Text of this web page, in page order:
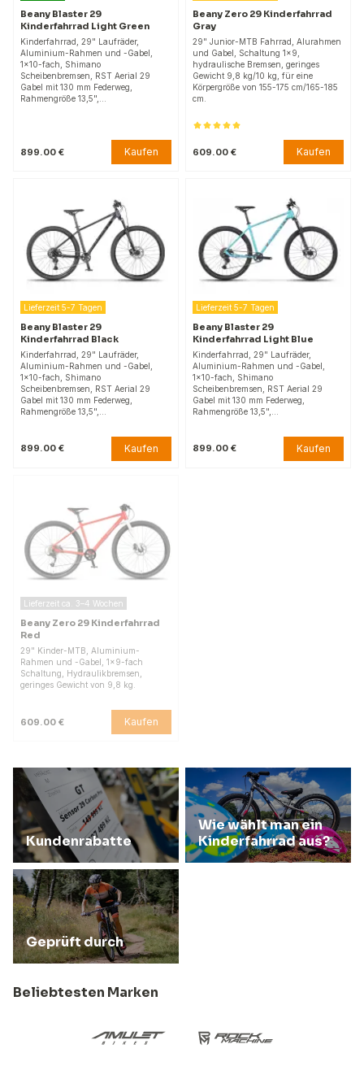
Beany Blaster 29
Kinderfahrrad Light Green
Kinderfahrrad, 29" Laufräder,
Aluminium-Rahmen und -Gabel,
1×10-fach, Shimano
Scheibenbremsen, RST Aerial 29
Gabel mit 130 mm Federweg,
Rahmengröße 13,5",…
899.00 € Kaufen
Beany Zero 29 Kinderfahrrad
Gray
29" Junior-MTB Fahrrad, Alurahmen
und Gabel, Schaltung 1x9,
hydraulische Bremsen, geringes
Gewicht 9,8 kg/10 kg, für eine
Körpergröße von 155-175 cm/165-185
cm.
609.00 € Kaufen
Lieferzeit 5-7 Tagen
Beany Blaster 29
Kinderfahrrad Black
Kinderfahrrad, 29" Laufräder,
Aluminium-Rahmen und -Gabel,
1×10-fach, Shimano
Scheibenbremsen, RST Aerial 29
Gabel mit 130 mm Federweg,
Rahmengröße 13,5",…
899.00 € Kaufen
Lieferzeit 5-7 Tagen
Beany Blaster 29
Kinderfahrrad Light Blue
Kinderfahrrad, 29" Laufräder,
Aluminium-Rahmen und -Gabel,
1×10-fach, Shimano
Scheibenbremsen, RST Aerial 29
Gabel mit 130 mm Federweg,
Rahmengröße 13,5",…
899.00 € Kaufen
Lieferzeit ca. 3–4 Wochen
Beany Zero 29 Kinderfahrrad
Red
29" Kinder-MTB, Aluminium-
Rahmen und -Gabel, 1×9-fach
Schaltung, Hydraulikbremsen,
geringes Gewicht von 9,8 kg.
609.00 € Kaufen
Kundenrabatte
Wie wählt man ein
Kinderfahrrad aus?
Geprüft durch
Beliebtesten Marken